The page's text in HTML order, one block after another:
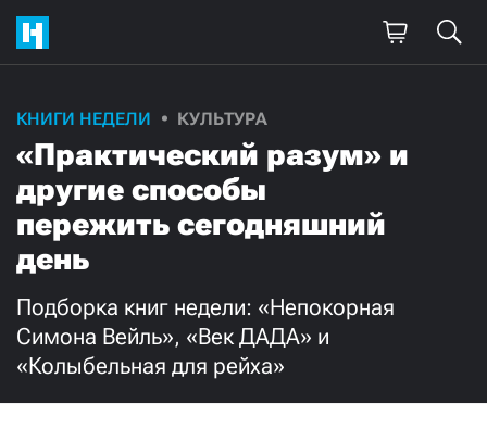
КНИГИ НЕДЕЛИ КУЛЬТУРА
«Практический разум» и
другие способы
пережить сегодняшний
день
Подборка книг недели: «Непокорная
Симона Вейль», «Век ДАДА» и
«Колыбельная для рейха»
Поддержите
нашу работу!
Ежемесячно
500 300